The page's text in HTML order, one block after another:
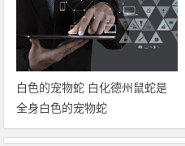
白色的宠物蛇 白化德州鼠蛇是
全身白色的宠物蛇